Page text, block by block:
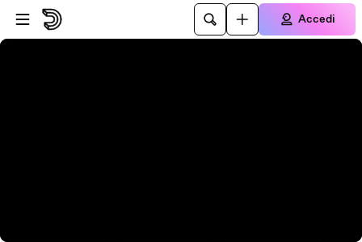
Vai al lettore
Passa al contenuto principale
Accedi